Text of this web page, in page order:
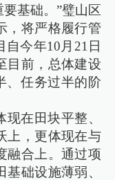
基础。”璧山区
，将严格履行管
今年10月21日
目前，总体建设
、任务过半的阶
在田块平整、
上，更体现在与
融合上。通过项
础设施薄弱、